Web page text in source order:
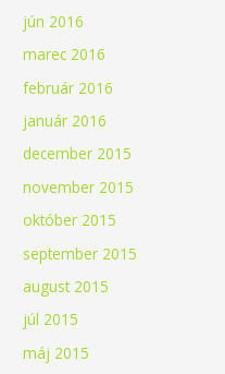
jún 2016
marec 2016
február 2016
január 2016
december 2015
november 2015
október 2015
september 2015
august 2015
júl 2015
máj 2015